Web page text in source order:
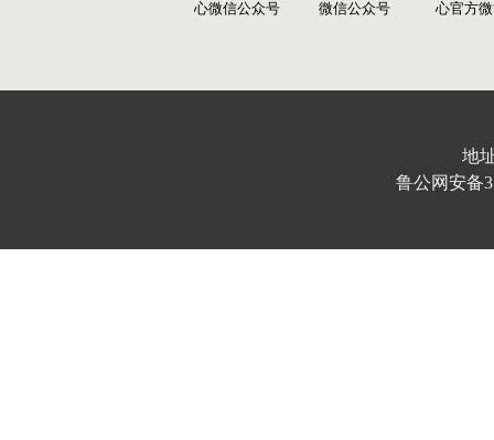
心微信公众号
微信公众号
心官方
地
鲁公网安备